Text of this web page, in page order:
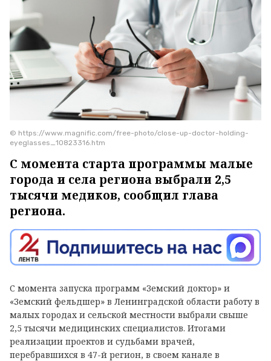
© https://www.magnific.com/free-photo/close-up-doctor-holding-
eyeglasses_10823316.htm
С момента старта программы малые
города и села региона выбрали 2,5
тысячи медиков, сообщил глава
региона.
С момента запуска программ «Земский доктор» и
«Земский фельдшер» в Ленинградской области работу в
малых городах и сельской местности выбрали свыше
2,5 тысячи медицинских специалистов. Итогами
реализации проектов и судьбами врачей,
перебравшихся в 47-й регион, в своем канале в